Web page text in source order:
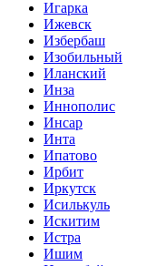
Игарка
Ижевск
Избербаш
Изобильный
Иланский
Инза
Иннополис
Инсар
Инта
Ипатово
Ирбит
Иркутск
Исилькуль
Искитим
Истра
Ишим